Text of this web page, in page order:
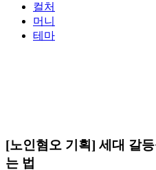
컬처
머니
테마
[노인혐오 기획] 세대 갈
는 법